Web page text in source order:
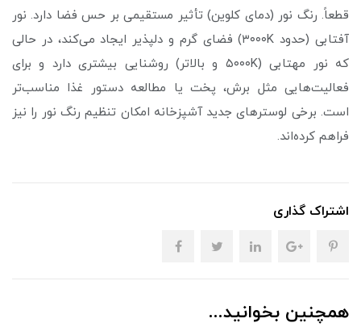
قطعاً. رنگ نور (دمای کلوین) تأثیر مستقیمی بر حس فضا دارد. نور
آفتابی (حدود ۳۰۰۰K) فضای گرم و دلپذیر ایجاد می‌کند، در حالی
که نور مهتابی (۵۰۰۰K و بالاتر) روشنایی بیشتری دارد و برای
فعالیت‌هایی مثل برش، پخت یا مطالعه دستور غذا مناسب‌تر
است. برخی لوسترهای جدید آشپزخانه امکان تنظیم رنگ نور را نیز
فراهم کرده‌اند.
اشتراک گذاری
همچنین بخوانید...